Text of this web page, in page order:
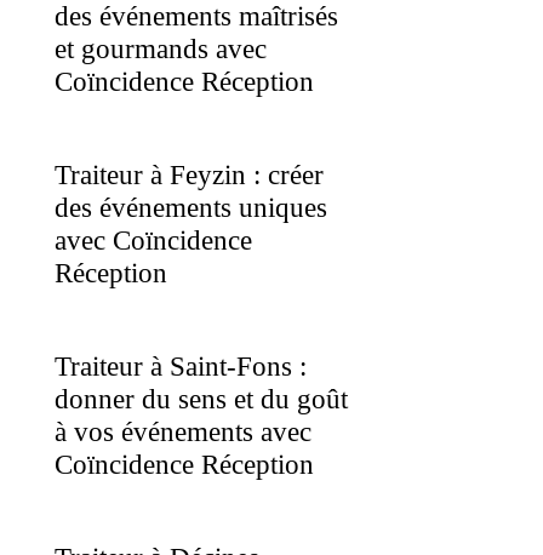
des événements maîtrisés
et gourmands avec
Coïncidence Réception
Traiteur à Feyzin : créer
des événements uniques
avec Coïncidence
Réception
Traiteur à Saint-Fons :
donner du sens et du goût
à vos événements avec
Coïncidence Réception